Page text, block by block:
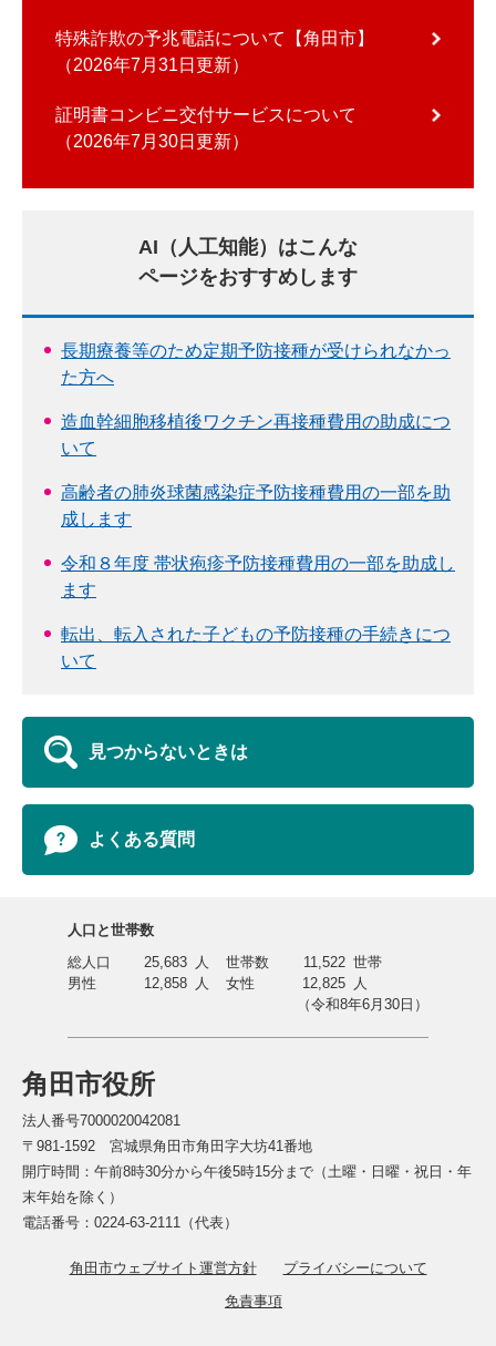
特殊詐欺の予兆電話について【角田市】
2026年7月31日更新
証明書コンビニ交付サービスについて
2026年7月30日更新
AI（人工知能）はこんな
ページをおすすめします
長期療養等のため定期予防接種が受けられなかっ
た方へ
造血幹細胞移植後ワクチン再接種費用の助成につ
いて
高齢者の肺炎球菌感染症予防接種費用の一部を助
成します
令和８年度 帯状疱疹予防接種費用の一部を助成し
ます
転出、転入された子どもの予防接種の手続きにつ
いて
見つからないときは
よくある質問
角田市役所
法人番号7000020042081
〒981-1592 宮城県角田市角田字大坊41番地
開庁時間：午前8時30分から午後5時15分まで（土曜・日曜・祝日・年
末年始を除く）
電話番号：0224-63-2111（代表）
角田市ウェブサイト運営方針
プライバシーについて
免責事項
人口と世帯数
総人口
25,683 人 世帯数 11,522 世帯
男性
12,858 人 女性 12,825 人
（令和8年6月30日）